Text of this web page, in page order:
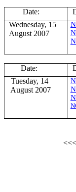
Date:
Wednesday, 15
August 2007
Date:
Tuesday, 14
August 2007